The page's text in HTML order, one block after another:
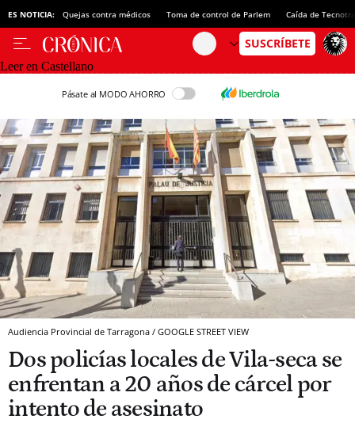
ES NOTICIA: Quejas contra médicos Toma de control de Parlem Caída de
Leer en Castellano
Pásate al MODO AHORRO
Audiencia Provincial de Tarragona / GOOGLE STREET VIEW
Dos policías locales de Vila-seca se
enfrentan a 20 años de cárcel por
intento de asesinato